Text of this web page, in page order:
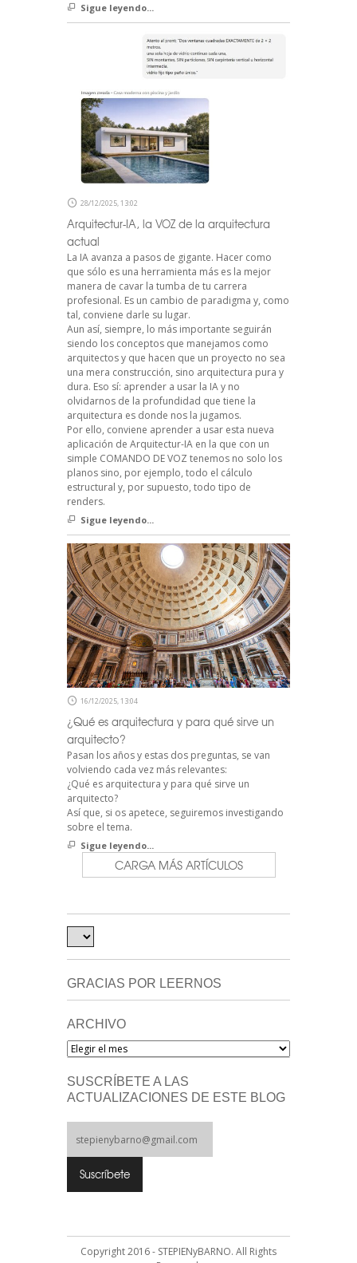
Sigue leyendo...
28/12/2025, 13:02
Arquitectur-IA, la VOZ de la arquitectura
actual
La IA avanza a pasos de gigante. Hacer como
que sólo es una herramienta más es la mejor
manera de cavar la tumba de tu carrera
profesional. Es un cambio de paradigma y, como
tal, conviene darle su lugar.
Aun así, siempre, lo más importante seguirán
siendo los conceptos que manejamos como
arquitectos y que hacen que un proyecto no sea
una mera construcción, sino arquitectura pura y
dura. Eso sí: aprender a usar la IA y no
olvidarnos de la profundidad que tiene la
arquitectura es donde nos la jugamos.
Por ello, conviene aprender a usar esta nueva
aplicación de Arquitectur-IA en la que con un
simple COMANDO DE VOZ tenemos no solo los
planos sino, por ejemplo, todo el cálculo
estructural y, por supuesto, todo tipo de
renders.
Sigue leyendo...
16/12/2025, 13:04
¿Qué es arquitectura y para qué sirve un
arquitecto?
Pasan los años y estas dos preguntas, se van
volviendo cada vez más relevantes:
¿Qué es arquitectura y para qué sirve un
arquitecto?
Así que, si os apetece, seguiremos investigando
sobre el tema.
Sigue leyendo...
CARGA MÁS ARTÍCULOS
GRACIAS POR LEERNOS
ARCHIVO
Archivo
SUSCRÍBETE A LAS
ACTUALIZACIONES DE ESTE BLOG
Copyright 2016 - STEPIENyBARNO. All Rights